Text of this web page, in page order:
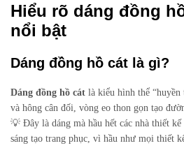
Hiểu rõ dáng đồng
nổi bật
Dáng đồng hồ cát là gì?
Dáng đồng hồ cát là kiểu hình thể
và hông cân đối, vòng eo thon gọn tạo
💡 Đây là dáng mà hầu hết các nhà thiết
sáng tạo trang phục, vì hầu như mọi thiết